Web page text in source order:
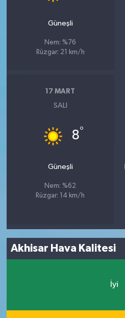
Güneşli
Nem: %76
Rüzgar: 21 km/h
17 MART
SALI
8°
Güneşli
Nem: %62
Rüzgar: 14 km/h
Akhisar Hava Kalitesi
İyi